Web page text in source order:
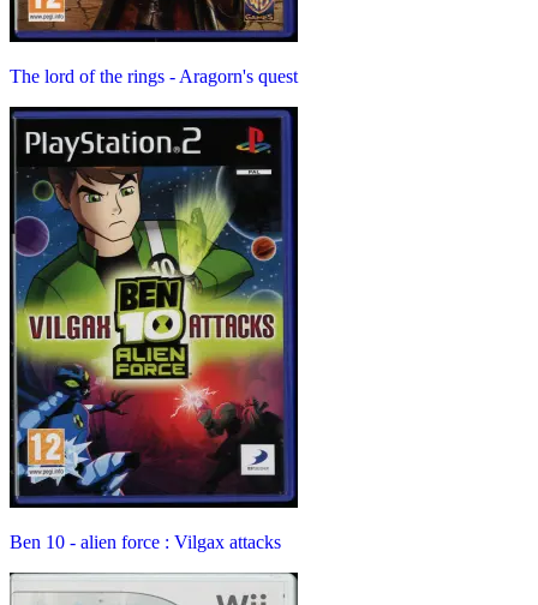
The lord of the rings - Aragorn's quest
Ben 10 - alien force : Vilgax attacks